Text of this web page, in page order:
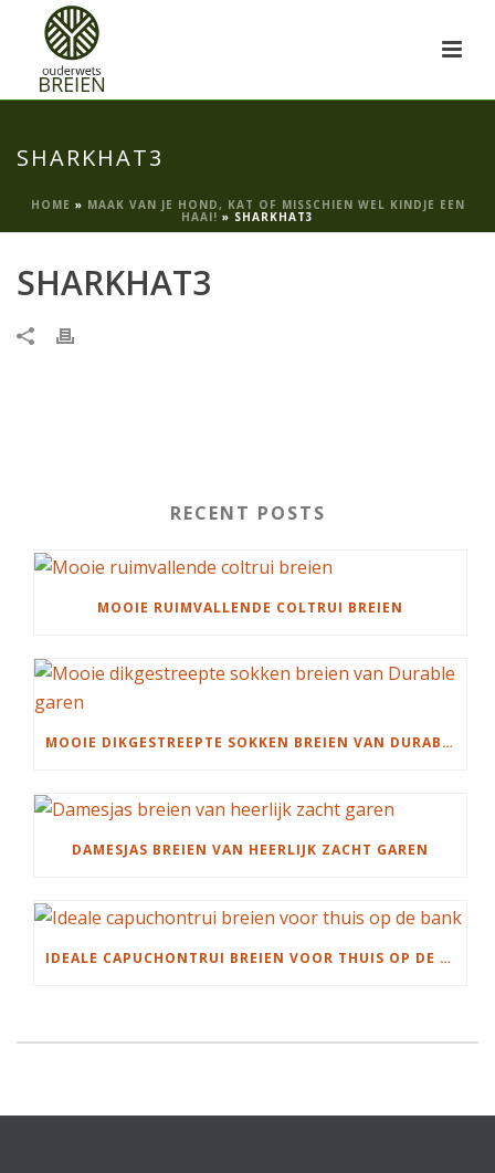
SHARKHAT3
HOME » MAAK VAN JE HOND, KAT OF MISSCHIEN WEL KINDJE EEN
HAAI! » SHARKHAT3
SHARKHAT3
RECENT POSTS
MOOIE RUIMVALLENDE COLTRUI BREIEN
MOOIE DIKGESTREEPTE SOKKEN BREIEN VAN DURABLE GAREN
DAMESJAS BREIEN VAN HEERLIJK ZACHT GAREN
IDEALE CAPUCHONTRUI BREIEN VOOR THUIS OP DE BANK